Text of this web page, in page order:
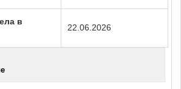
в
22.06.2026